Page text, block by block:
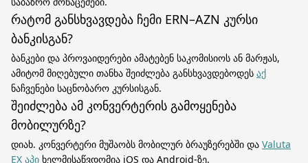
რატომ განსხვავდება ჩემი ERN–AZN კურსი
ბანკისგან?
ბანკები და პროვაიდერები ამატებენ საკომისიოს ან მარჟას,
ამიტომ მიღებული თანხა შეიძლება განსხვავდებოდეს აქ
ნაჩვენები საცნობარო კურსისგან.
შეიძლება ამ კონვერტერის გამოყენება
მობილურზე?
დიახ. კონვერტერი მუშაობს მობილურ ბრაუზერებში და Valuta
EX აპი ხელმისაწვდომია iOS და Android-ზე.